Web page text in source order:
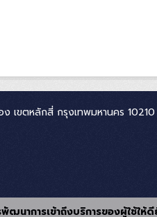
เขตหลักสี่ กรุงเทพมหานคร 10210
ฒนาการเข้าถึงบริการของผู้ใช้